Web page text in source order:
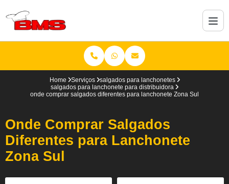
Home Serviços
salgados para lanchonetes
salgados para lanchonete para distribuidora
onde comprar salgados diferentes para lanchonete Zona Sul
Onde Comprar Salgados
Diferentes para Lanchonete
Zona Sul